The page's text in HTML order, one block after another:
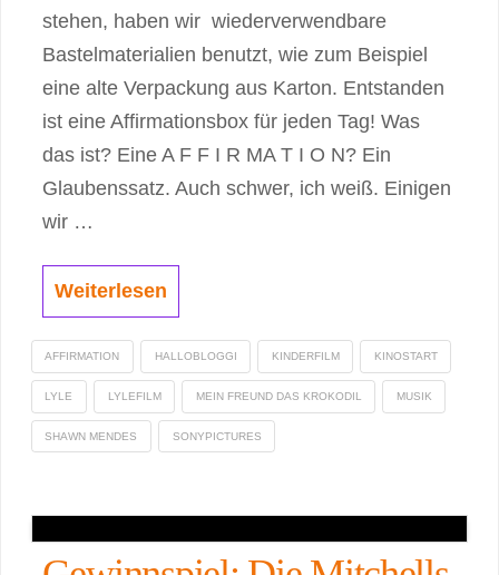
stehen, haben wir wiederverwendbare
Bastelmaterialien benutzt, wie zum Beispiel
eine alte Verpackung aus Karton. Entstanden
ist eine Affirmationsbox für jeden Tag! Was
das ist? Eine A F F I R MA T I O N? Ein
Glaubenssatz. Auch schwer, ich weiß. Einigen
wir …
Weiterlesen
AFFIRMATION HALLOBLOGGI KINDERFILM KINOSTART
LYLE LYLEFILM MEIN FREUND DAS KROKODIL MUSIK
SHAWN MENDES SONYPICTURES